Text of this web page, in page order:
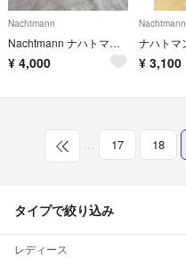
Nachtmann
Nachtmann ナハトマン 5枚セット
¥ 4,000
Nachtmann
¥ 3,100
… 17 18
タイプで絞り込み
レディース